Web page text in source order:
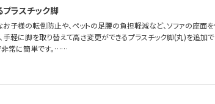
プラスチック脚
子様の転倒防止や、ペットの足腰の負担軽減など、ソファの座面を
手軽に脚を取り替えて高さ変更ができるプラスチック脚(丸)を追加で
常に簡単です。……